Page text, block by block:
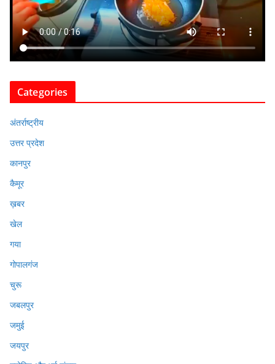
Categories
अंतर्राष्ट्रीय
उत्तर प्रदेश
कानपुर
कैमूर
ख़बर
खेल
गया
गोपालगंज
चुरू
जबलपुर
जमुई
जयपुर